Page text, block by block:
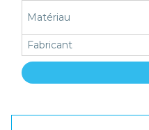
Matériau
Fabricant